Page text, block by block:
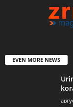
EVEN MORE NEWS